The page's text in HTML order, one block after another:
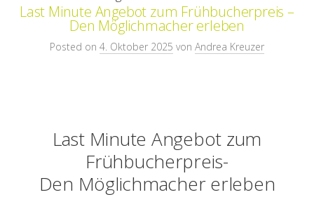
Last Minute Angebot zum Frühbucherpreis –
Den Möglichmacher erleben
Posted on 4. Oktober 2025 von Andrea Kreuzer
Last Minute Angebot zum
Frühbucherpreis-
Den Möglichmacher erleben